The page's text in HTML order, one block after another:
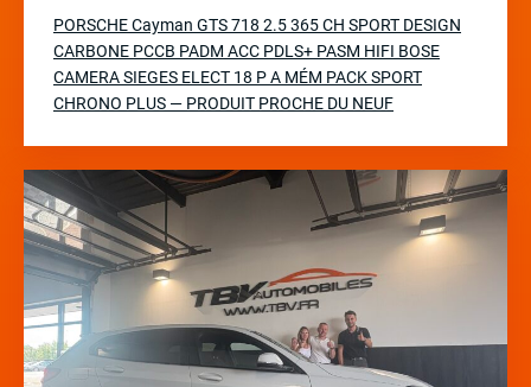
PORSCHE Cayman GTS 718 2.5 365 CH SPORT DESIGN
CARBONE PCCB PADM ACC PDLS+ PASM HIFI BOSE
CAMERA SIEGES ELECT 18 P A MÉM PACK SPORT
CHRONO PLUS — PRODUIT PROCHE DU NEUF